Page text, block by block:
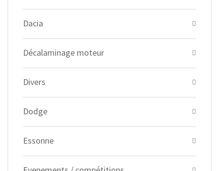
Dacia
Décalaminage moteur
Divers
Dodge
Essonne